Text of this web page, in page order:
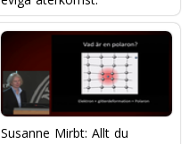
Susanne Mirbt: Allt du